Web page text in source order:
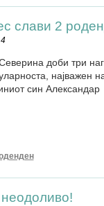
слави 2
доби три
најважен
син Александар